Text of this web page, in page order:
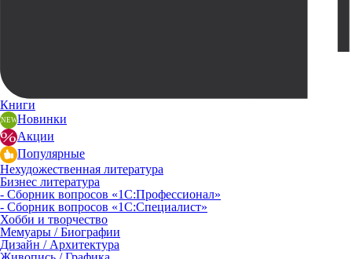
Книги
Новинки
Акции
Популярные
Нехудожественная литература
Бизнес литература
- Сборник вопросов «1С:Профессионал»
- Сборник вопросов «1С:Специалист»
Хобби и творчество
Мемуары / Биографии
Дизайн / Архитектура